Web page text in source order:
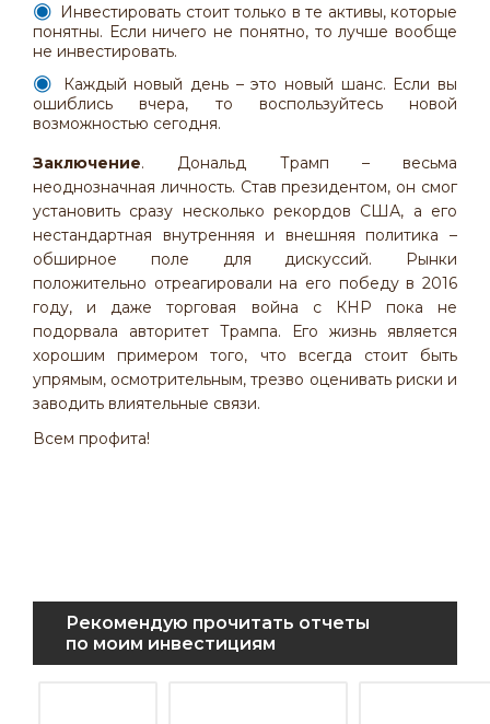
Инвестировать стоит только в те активы, которые
понятны. Если ничего не понятно, то лучше вообще
не инвестировать.
Каждый новый день – это новый шанс. Если вы
ошиблись вчера, то воспользуйтесь новой
возможностью сегодня.
Заключение. Дональд Трамп – весьма
неоднозначная личность. Став президентом, он смог
установить сразу несколько рекордов США, а его
нестандартная внутренняя и внешняя политика –
обширное поле для дискуссий. Рынки
положительно отреагировали на его победу в 2016
году, и даже торговая война с КНР пока не
подорвала авторитет Трампа. Его жизнь является
хорошим примером того, что всегда стоит быть
упрямым, осмотрительным, трезво оценивать риски и
заводить влиятельные связи.
Всем профита!
Рекомендую прочитать отчеты
по моим инвестициям